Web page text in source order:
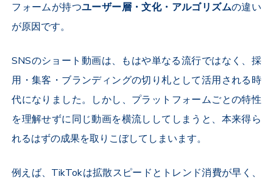
フォームが持つユーザー層・文化・アルゴリズムの違い
が原因です。
SNSのショート動画は、もはや単なる流行ではなく、採
用・集客・ブランディングの切り札として活用される時
代になりました。しかし、プラットフォームごとの特性
を理解せずに同じ動画を横流ししてしまうと、本来得ら
れるはずの成果を取りこぼしてしまいます。
例えば、 TikTokは拡散スピードとトレンド消費が早く、